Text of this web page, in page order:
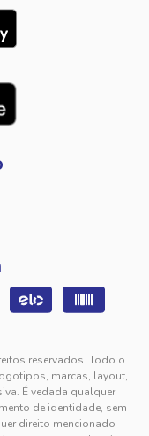
reservados. Todo o
marcas, layout,
É vedada qualquer
de identidade, sem
direito mencionado